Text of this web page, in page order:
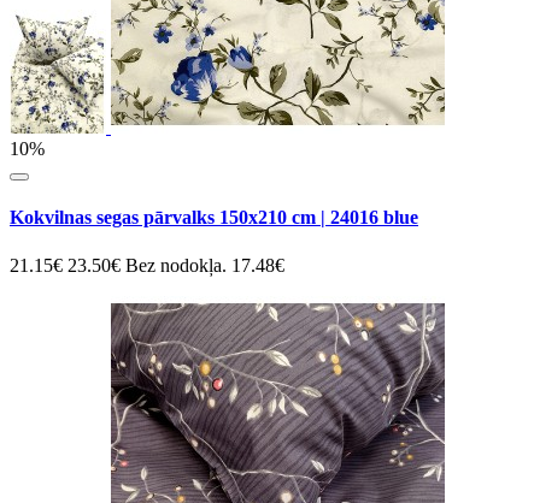
10%
Kokvilnas segas pārvalks 150x210 cm | 24016 blue
21.15€ 23.50€ Bez nodokļa. 17.48€